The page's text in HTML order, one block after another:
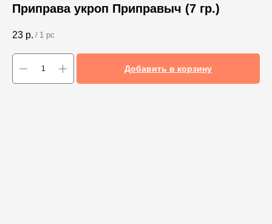
Приправа укроп Приправыч (7 гр.)
23 р. / 1 pc
Добавить в корзину